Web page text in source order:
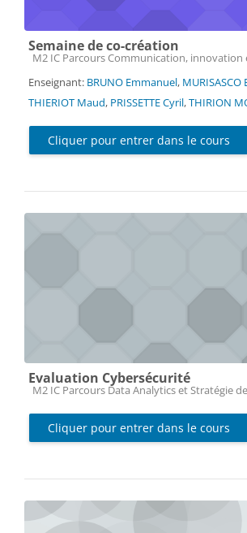
Semaine de co-création
Catégorie de cours
M2 IC Parcours Communication,
Enseignant: BRUNO Emmanuel, MURISASCO
THIERIOT Maud, PRISSETTE Cyril,THIRION
Cliquer pour entrer dans le cours
Evaluation Cybersécurité
Catégorie de cours
M2 IC Parcours Data Analytics et Stratégie
Cliquer pour entrer dans le cours